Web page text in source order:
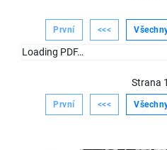
První <<<
Loading PDF…
Strana 1
První <<<